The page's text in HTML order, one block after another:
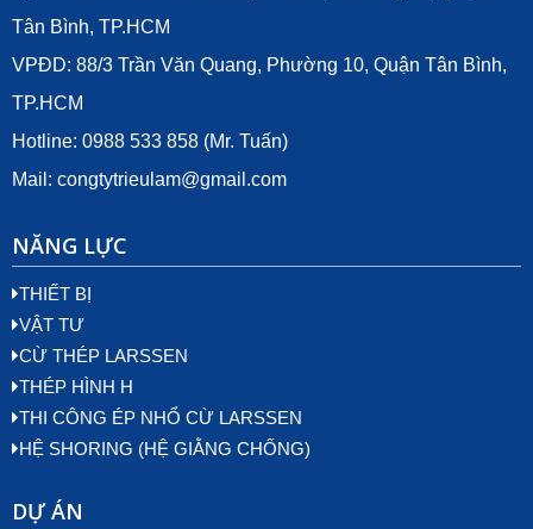
Tân Bình, TP.HCM
VPĐD: 88/3 Trần Văn Quang, Phường 10, Quận Tân Bình,
TP.HCM
Hotline: 0988 533 858 (Mr. Tuấn)
Mail: congtytrieulam@gmail.com
NĂNG LỰC
THIẾT BỊ
VẬT TƯ
CỪ THÉP LARSSEN
THÉP HÌNH H
THI CÔNG ÉP NHỔ CỪ LARSSEN
HỆ SHORING (HỆ GIẰNG CHỐNG)
DỰ ÁN